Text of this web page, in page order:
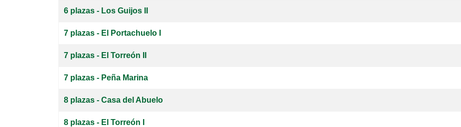
6 plazas - Los Guijos II
7 plazas - El Portachuelo I
7 plazas - El Torreón II
7 plazas - Peña Marina
8 plazas - Casa del Abuelo
8 plazas - El Torreón I